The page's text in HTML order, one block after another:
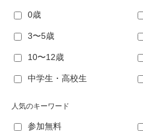
0歳
3〜5歳
10〜12歳
中学生・高校生
人気のキーワード
参加無料